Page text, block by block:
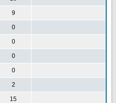
9
0
0
0
0
2
15